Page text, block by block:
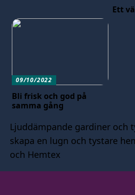
Ett
09/10/2022
Bli frisk och god på
samma gång
Ljuddämpande gardiner och
skapa en lugn och tystare
och Hemtex